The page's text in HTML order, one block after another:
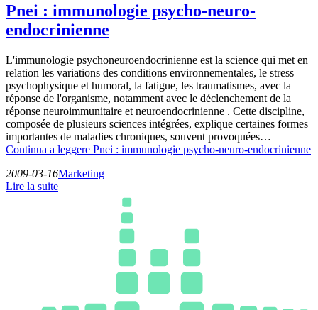
Pnei : immunologie psycho-neuro-
endocrinienne
L'immunologie psychoneuroendocrinienne est la science qui met en
relation les variations des conditions environnementales, le stress
psychophysique et humoral, la fatigue, les traumatismes, avec la
réponse de l'organisme, notamment avec le déclenchement de la
réponse neuroimmunitaire et neuroendocrinienne . Cette discipline,
composée de plusieurs sciences intégrées, explique certaines formes
importantes de maladies chroniques, souvent provoquées…
Continua a leggere Pnei : immunologie psycho-neuro-endocrinienne
2009-03-16Marketing
Lire la suite